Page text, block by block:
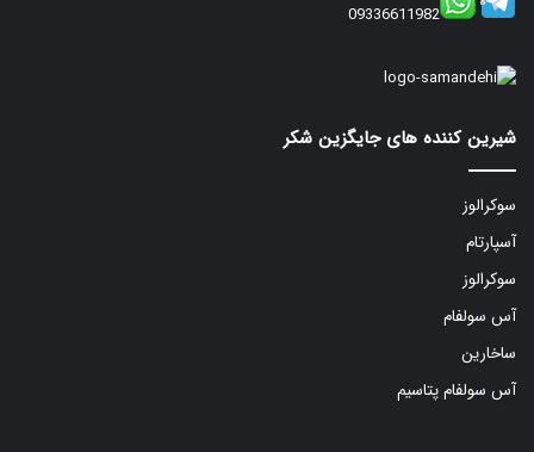
09336611982
شیرین کننده های جایگزین شکر
سوکرالوز
آسپارتام
سوکرالوز
آس سولفام
ساخارین
آس سولفام پتاسیم